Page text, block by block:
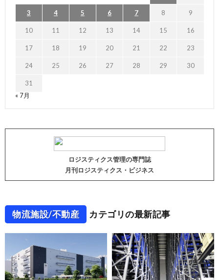
3 4 5 6 7 8 9
10 11 12 13 14 15 16
17 18 19 20 21 22 23
24 25 26 27 28 29 30
31
« 7月
ロジスティクス管理の専門誌
月刊ロジスティクス・ビジネス
物流施設/不動産 カテゴリの最新記事